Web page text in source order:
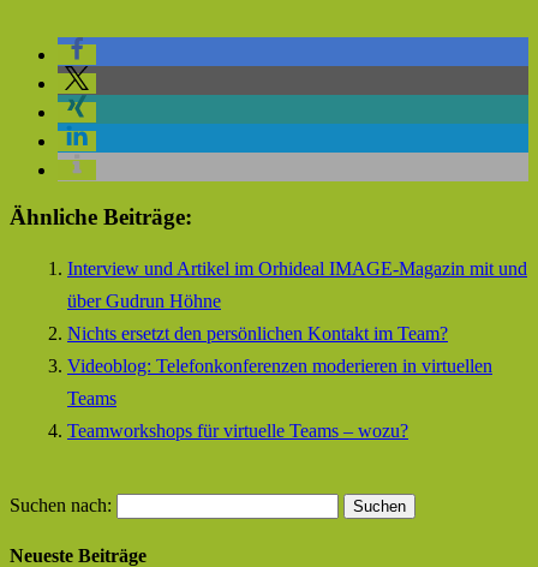
Ähnliche Beiträge:
Interview und Artikel im Orhideal IMAGE-Magazin mit und
über Gudrun Höhne
Nichts ersetzt den persönlichen Kontakt im Team?
Videoblog: Telefonkonferenzen moderieren in virtuellen
Teams
Teamworkshops für virtuelle Teams – wozu?
Suchen nach:
Neueste Beiträge